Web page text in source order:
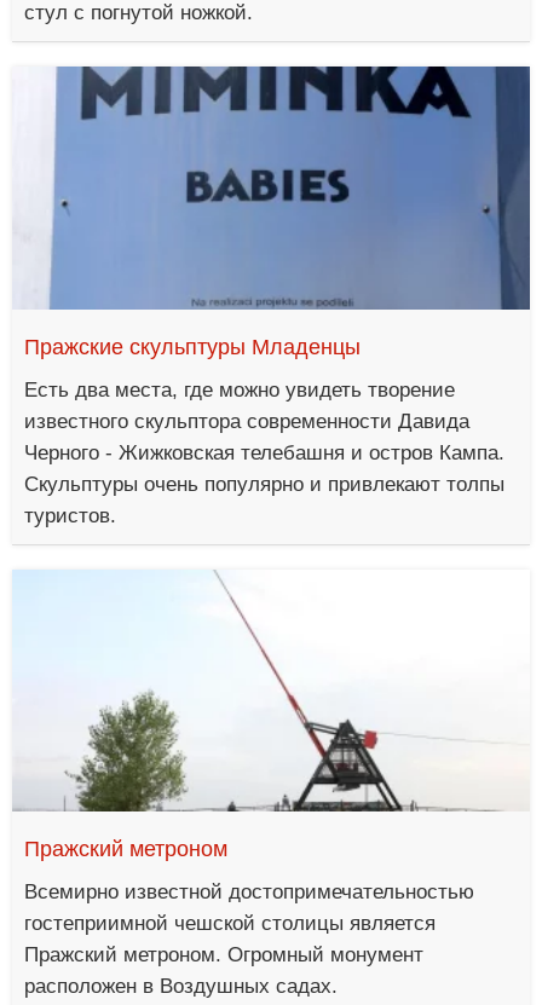
стул с погнутой ножкой.
Пражские скульптуры Младенцы
Есть два места, где можно увидеть творение
известного скульптора современности Давида
Черного - Жижковская телебашня и остров Кампа.
Скульптуры очень популярно и привлекают толпы
туристов.
Пражский метроном
Всемирно известной достопримечательностью
гостеприимной чешской столицы является
Пражский метроном. Огромный монумент
расположен в Воздушных садах.